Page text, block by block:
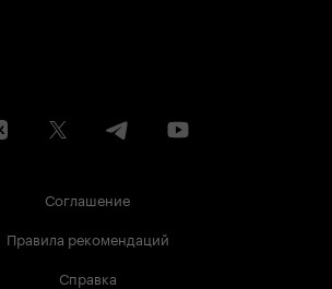
Соглашение
Правила рекомендаций
Справка